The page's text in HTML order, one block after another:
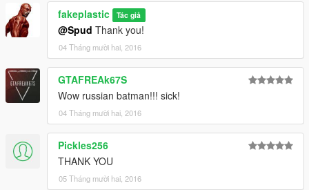
fakeplastic Tác giả
@Spud Thank you!
04 Tháng mười hai, 2016
GTAFREAk67S
Wow russian batman!!! sick!
04 Tháng mười hai, 2016
Pickles256
THANK YOU
05 Tháng mười hai, 2016